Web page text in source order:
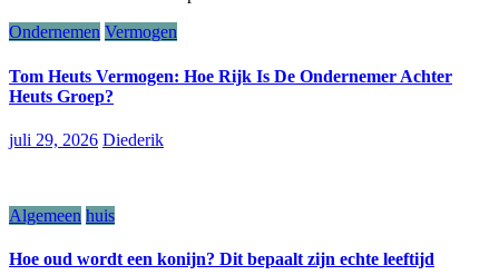
Ondernemen Vermogen
Tom Heuts Vermogen: Hoe Rijk Is De Ondernemer Achter
Heuts Groep?
juli 29, 2026 Diederik
Algemeen huis
Hoe oud wordt een konijn? Dit bepaalt zijn echte leeftijd